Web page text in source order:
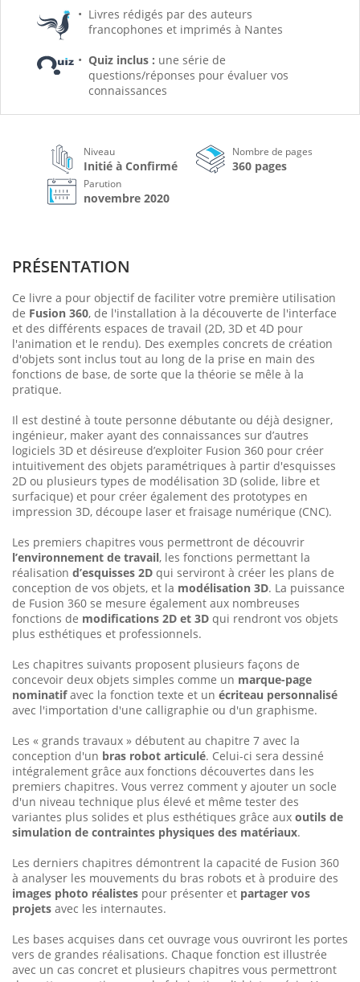
Livres rédigés par des auteurs
francophones et imprimés à Nantes
Quiz inclus : une série de
questions/réponses pour évaluer vos
connaissances
Niveau
Initié à Confirmé
Nombre de pages
360 pages
Parution
novembre 2020
PRÉSENTATION
Ce livre a pour objectif de faciliter votre première utilisation
de Fusion 360, de l'installation à la découverte de l'interface
et des différents espaces de travail (2D, 3D et 4D pour
l'animation et le rendu). Des exemples concrets de création
d'objets sont inclus tout au long de la prise en main des
fonctions de base, de sorte que la théorie se mêle à la
pratique.
Il est destiné à toute personne débutante ou déjà designer,
ingénieur, maker ayant des connaissances sur d’autres
logiciels 3D et désireuse d’exploiter Fusion 360 pour créer
intuitivement des objets paramétriques à partir d'esquisses
2D ou plusieurs types de modélisation 3D (solide, libre et
surfacique) et pour créer également des prototypes en
impression 3D, découpe laser et fraisage numérique (CNC).
Les premiers chapitres vous permettront de découvrir
l’environnement de travail, les fonctions permettant la
réalisation d’esquisses 2D qui serviront à créer les plans de
conception de vos objets, et la modélisation 3D. La puissance
de Fusion 360 se mesure également aux nombreuses
fonctions de modifications 2D et 3D qui rendront vos objets
plus esthétiques et professionnels.
Les chapitres suivants proposent plusieurs façons de
concevoir deux objets simples comme un marque-page
nominatifavec la fonction texte et un écriteau personnalisé
avec l'importation d'une calligraphie ou d'un graphisme.
Les « grands travaux » débutent au chapitre 7 avec la
conception d'un bras robot articulé. Celui-ci sera dessiné
intégralement grâce aux fonctions découvertes dans les
premiers chapitres. Vous verrez comment y ajouter un socle
d'un niveau technique plus élevé et même tester des
variantes plus solides et plus esthétiques grâce aux outils de
simulation de contraintes physiques des matériaux.
Les derniers chapitres démontrent la capacité de Fusion 360
à analyser les mouvements du bras robots et à produire des
images photo réalistes pour présenter et partager vos
projets avec les internautes.
Les bases acquises dans cet ouvrage vous ouvriront les portes
vers de grandes réalisations. Chaque fonction est illustrée
avec un cas concret et plusieurs chapitres vous permettront